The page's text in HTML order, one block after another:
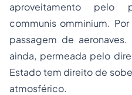
aproveitamento pelo
communis omminium.
passagem de
ainda, permeada pelo
Estado tem direito de
atmosférico.